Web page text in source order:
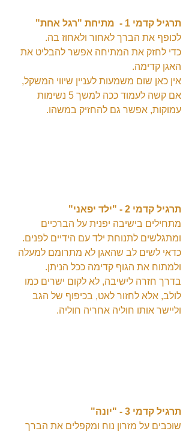
תרגיל קדמי 1 -  מתיחת "רגל אחת"
לכופף את הברך לאחור ולאחוז בה.
כדי לחזק את המתיחה אפשר להבליט את
האגן קדימה.
אין כאן שום משמעות לעניין שיווי המשקל,
אם קשה לעמוד ככה למשך 5 נשימות
עמוקות, אפשר גם להחזיק במשהו.
תרגיל קדמי 2 - "ילד יפאני"
מתחילים בישיבה יפנית על הברכיים
ומתגלשים לתנוחת ילד עם הידיים לפנים.
כדאי לשים לב שהאגן לא מתרומם למעלה
ולמתוח את הגוף קדימה ככל הניתן.
בדרך חזרה לישיבה, לא לקום ישרים כמו
לולב, אלא לחזור לאט, בכיפוף של הגב
וליישר אותו חוליה אחריה חוליה.
תרגיל קדמי 3 - "יונה"
שוכבים על מזרון נוח ומקפלים את הברך